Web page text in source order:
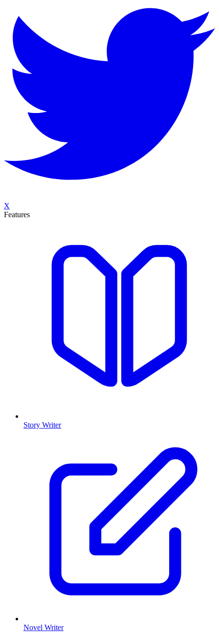
X
Features
Story Writer
Novel Writer